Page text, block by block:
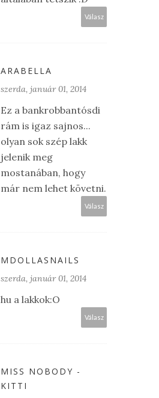
Válasz
ARABELLA
szerda, január 01, 2014
Ez a bankrobbantósdi
rám is igaz sajnos...
olyan sok szép lakk
jelenik meg
mostanában, hogy
már nem lehet követni.
Válasz
MDOLLASNAILS
szerda, január 01, 2014
hu a lakkok:O
Válasz
MISS NOBODY -
KITTI